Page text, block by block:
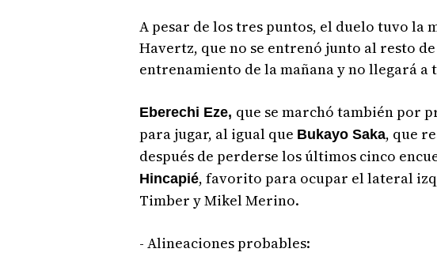
A pesar de los tres puntos, el duelo tuvo la
Havertz, que no se entrenó junto al resto
entrenamiento de la mañana y no llegará
Eberechi Eze, que se marchó también por
para jugar, al igual que Bukayo Saka, que
después de perderse los últimos cinco
Hincapié, favorito para ocupar el lateral
Timber y Mikel Merino.
- Alineaciones probables: